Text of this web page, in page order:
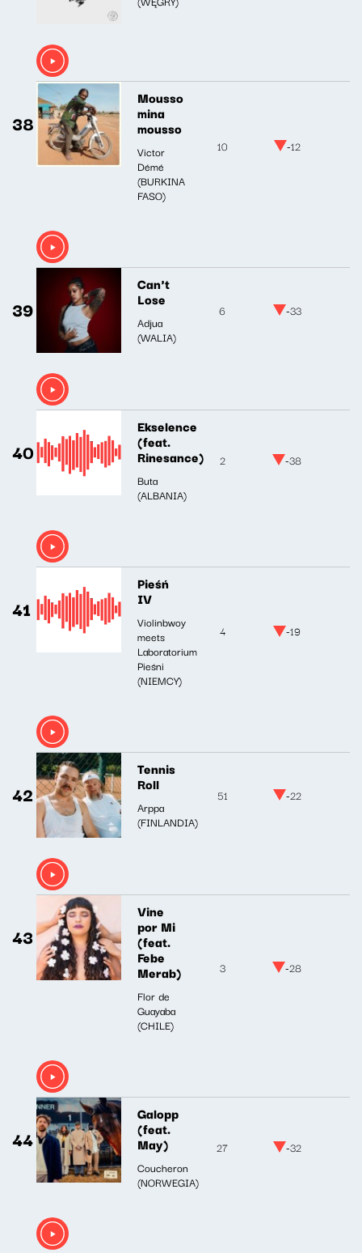
38
Mousso
mina
mousso
Victor
Démé
(BURKINA
FASO)
10 -12
39
Can't
Lose
Adjua
(WALIA)
6 -33
40
Ekselence
(feat.
Rinesance)
Buta
(ALBANIA)
2 -38
41
Pieśń
IV
Violinbwoy
meets
Laboratorium
Pieśni
(NIEMCY)
4 -19
42
Tennis
Roll
Arppa
(FINLANDIA)
51 -22
43
Vine
por Mi
(feat.
Febe
Merab)
Flor de
Guayaba
(CHILE)
3 -28
44
Galopp
(feat.
May)
Coucheron
(NORWEGIA)
27 -32